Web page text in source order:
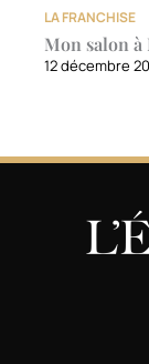
LA FRANCHISE
Mon salon
12 décembre